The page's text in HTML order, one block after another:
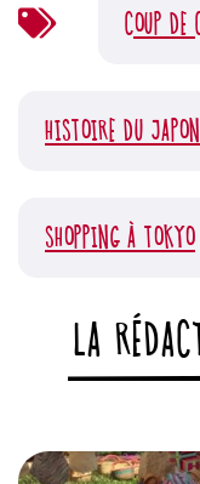
COUP DE
HISTOIRE DU JAPON
SHOPPING À TOKYO
LA